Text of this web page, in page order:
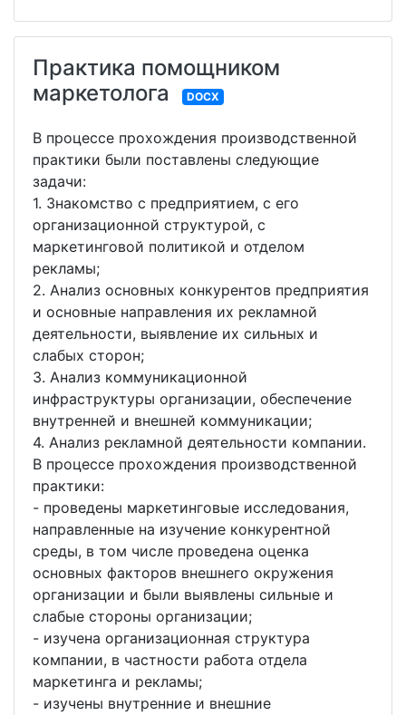
Практика помощником
маркетолога
DOCX
В процессе прохождения производственной
практики были поставлены следующие
задачи:
1. Знакомство с предприятием, с его
организационной структурой, с
маркетинговой политикой и отделом
рекламы;
2. Анализ основных конкурентов предприятия
и основные направления их рекламной
деятельности, выявление их сильных и
слабых сторон;
3. Анализ коммуникационной
инфраструктуры организации, обеспечение
внутренней и внешней коммуникации;
4. Анализ рекламной деятельности компании.
В процессе прохождения производственной
практики:
- проведены маркетинговые исследования,
направленные на изучение конкурентной
среды, в том числе проведена оценка
основных факторов внешнего окружения
организации и были выявлены сильные и
слабые стороны организации;
- изучена организационная структура
компании, в частности работа отдела
маркетинга и рекламы;
- изучены внутренние и внешние